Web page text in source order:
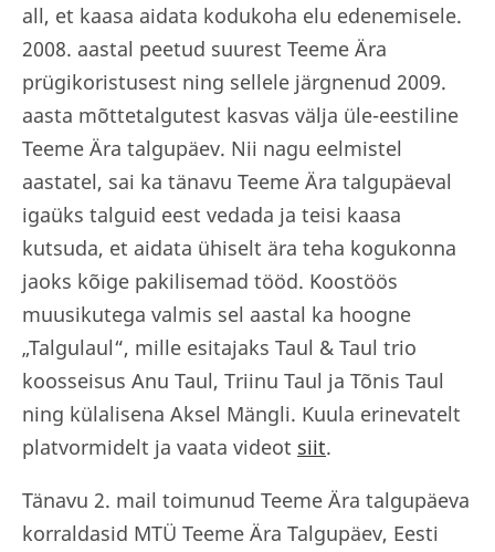
all, et kaasa aidata kodukoha elu edenemisele.
2008. aastal peetud suurest Teeme Ära
prügikoristusest ning sellele järgnenud 2009.
aasta mõttetalgutest kasvas välja üle-eestiline
Teeme Ära talgupäev. Nii nagu eelmistel
aastatel, sai ka tänavu Teeme Ära talgupäeval
igaüks talguid eest vedada ja teisi kaasa
kutsuda, et aidata ühiselt ära teha kogukonna
jaoks kõige pakilisemad tööd. Koostöös
muusikutega valmis sel aastal ka hoogne
„Talgulaul“, mille esitajaks Taul & Taul trio
koosseisus Anu Taul, Triinu Taul ja Tõnis Taul
ning külalisena Aksel Mängli. Kuula erinevatelt
platvormidelt ja vaata videot siit.
Tänavu 2. mail toimunud Teeme Ära talgupäeva
korraldasid MTÜ Teeme Ära Talgupäev, Eesti